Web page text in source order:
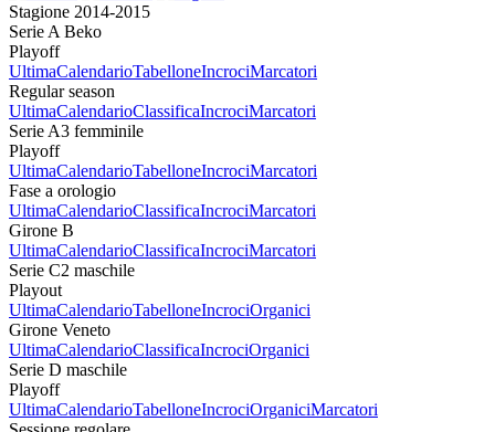
Stagione 2014-2015
Serie A Beko
Playoff
UltimaCalendarioTabelloneIncrociMarcatori
Regular season
UltimaCalendarioClassificaIncrociMarcatori
Serie A3 femminile
Playoff
UltimaCalendarioTabelloneIncrociMarcatori
Fase a orologio
UltimaCalendarioClassificaIncrociMarcatori
Girone B
UltimaCalendarioClassificaIncrociMarcatori
Serie C2 maschile
Playout
UltimaCalendarioTabelloneIncrociOrganici
Girone Veneto
UltimaCalendarioClassificaIncrociOrganici
Serie D maschile
Playoff
UltimaCalendarioTabelloneIncrociOrganiciMarcatori